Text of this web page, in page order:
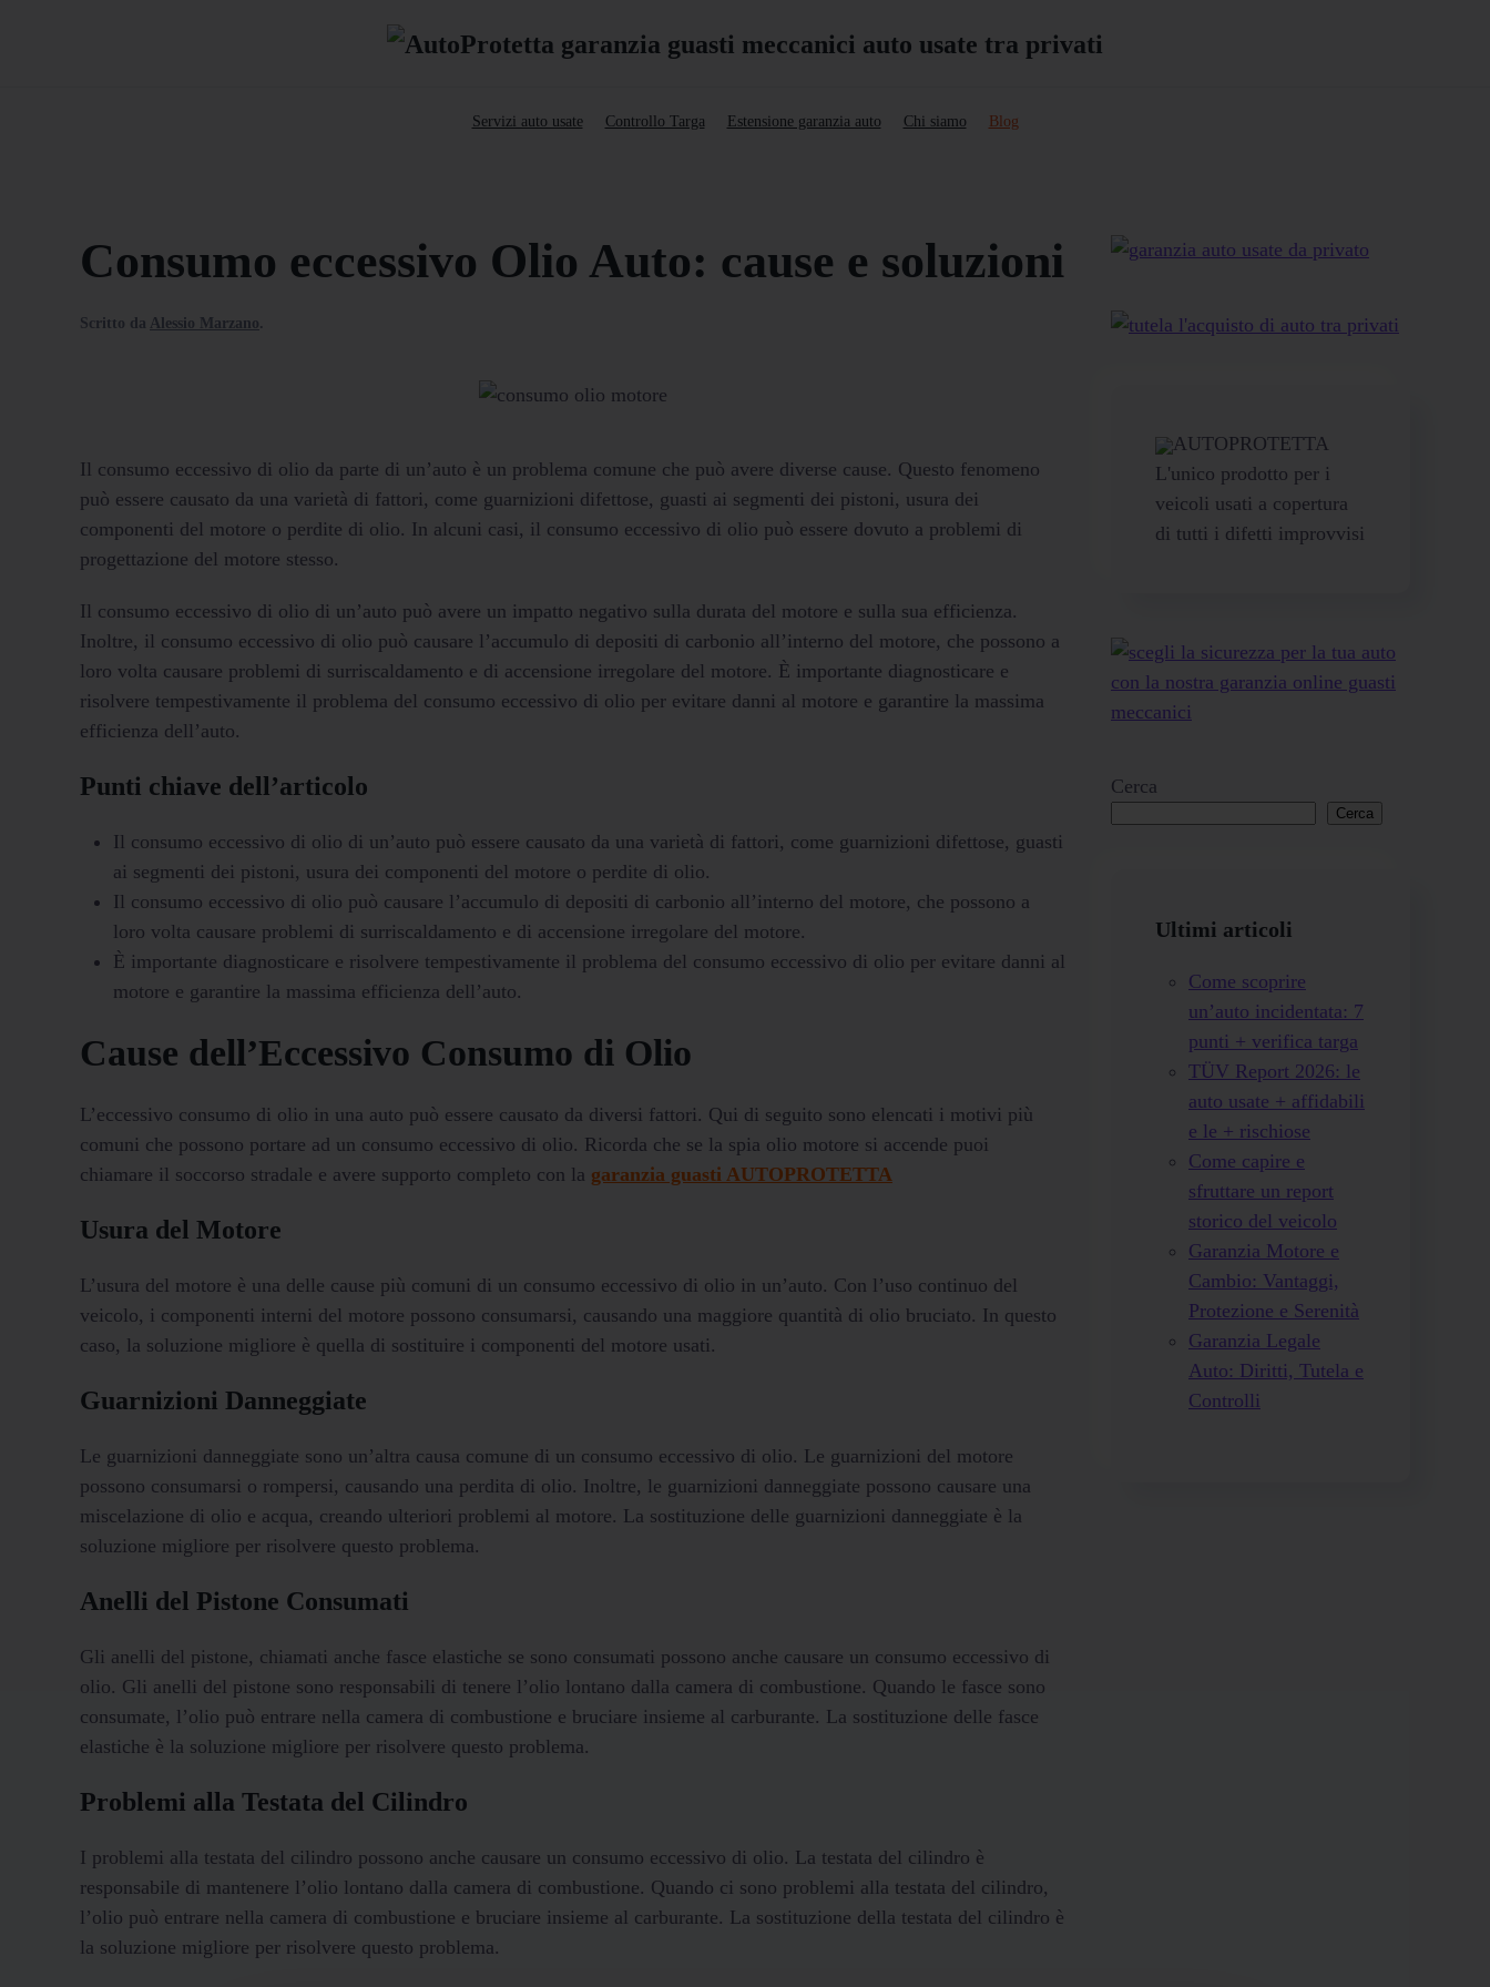
Servizi auto usate Controllo Targa Estensione garanzia auto Chi siamo Blog
Consumo eccessivo Olio Auto: cause e soluzioni
Scritto da Alessio Marzano.
Il consumo eccessivo di olio da parte di un’auto è un problema comune che può avere diverse cause. Questo fenomeno
può essere causato da una varietà di fattori, come guarnizioni difettose, guasti ai segmenti dei pistoni, usura dei
componenti del motore o perdite di olio. In alcuni casi, il consumo eccessivo di olio può essere dovuto a problemi di
progettazione del motore stesso.
Il consumo eccessivo di olio di un’auto può avere un impatto negativo sulla durata del motore e sulla sua efficienza.
Inoltre, il consumo eccessivo di olio può causare l’accumulo di depositi di carbonio all’interno del motore, che possono a
loro volta causare problemi di surriscaldamento e di accensione irregolare del motore. È importante diagnosticare e
risolvere tempestivamente il problema del consumo eccessivo di olio per evitare danni al motore e garantire la massima
efficienza dell’auto.
Punti chiave dell’articolo
Il consumo eccessivo di olio di un’auto può essere causato da una varietà di fattori, come guarnizioni difettose, guasti
ai segmenti dei pistoni, usura dei componenti del motore o perdite di olio.
Il consumo eccessivo di olio può causare l’accumulo di depositi di carbonio all’interno del motore, che possono a
loro volta causare problemi di surriscaldamento e di accensione irregolare del motore.
È importante diagnosticare e risolvere tempestivamente il problema del consumo eccessivo di olio per evitare danni al
motore e garantire la massima efficienza dell’auto.
Cause dell’Eccessivo Consumo di Olio
L’eccessivo consumo di olio in una auto può essere causato da diversi fattori. Qui di seguito sono elencati i motivi più
comuni che possono portare ad un consumo eccessivo di olio. Ricorda che se la spia olio motore si accende puoi
chiamare il soccorso stradale e avere supporto completo con la garanzia guasti AUTOPROTETTA
Usura del Motore
L’usura del motore è una delle cause più comuni di un consumo eccessivo di olio in un’auto. Con l’uso continuo del
veicolo, i componenti interni del motore possono consumarsi, causando una maggiore quantità di olio bruciato. In questo
caso, la soluzione migliore è quella di sostituire i componenti del motore usati.
Guarnizioni Danneggiate
Le guarnizioni danneggiate sono un’altra causa comune di un consumo eccessivo di olio. Le guarnizioni del motore
possono consumarsi o rompersi, causando una perdita di olio. Inoltre, le guarnizioni danneggiate possono causare una
miscelazione di olio e acqua, creando ulteriori problemi al motore. La sostituzione delle guarnizioni danneggiate è la
soluzione migliore per risolvere questo problema.
Anelli del Pistone Consumati
Gli anelli del pistone, chiamati anche fasce elastiche se sono consumati possono anche causare un consumo eccessivo di
olio. Gli anelli del pistone sono responsabili di tenere l’olio lontano dalla camera di combustione. Quando le fasce sono
consumate, l’olio può entrare nella camera di combustione e bruciare insieme al carburante. La sostituzione delle fasce
elastiche è la soluzione migliore per risolvere questo problema.
Problemi alla Testata del Cilindro
I problemi alla testata del cilindro possono anche causare un consumo eccessivo di olio. La testata del cilindro è
responsabile di mantenere l’olio lontano dalla camera di combustione. Quando ci sono problemi alla testata del cilindro,
l’olio può entrare nella camera di combustione e bruciare insieme al carburante. La sostituzione della testata del cilindro è
la soluzione migliore per risolvere questo problema.
AUTOPROTETTA
L'unico prodotto per i
veicoli usati a copertura
di tutti i difetti improvvisi
Cerca
Cerca
Ultimi articoli
Come scoprire
un’auto incidentata: 7
punti + verifica targa
TÜV Report 2026: le
auto usate + affidabili
e le + rischiose
Come capire e
sfruttare un report
storico del veicolo
Garanzia Motore e
Cambio: Vantaggi,
Protezione e Serenità
Garanzia Legale
Auto: Diritti, Tutela e
Controlli